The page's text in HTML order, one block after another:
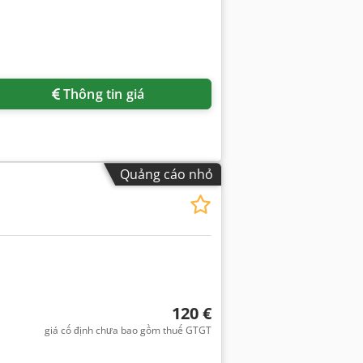
Thông tin giá
Quảng cáo nhỏ
120 €
giá cố định chưa bao gồm thuế GTGT